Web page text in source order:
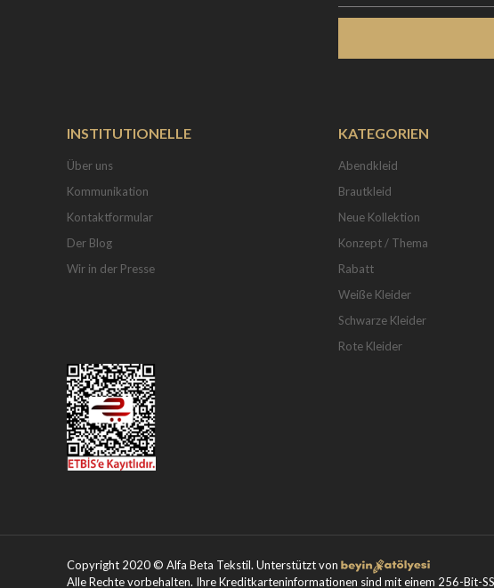
INSTITUTIONELLE
Über uns
Kommunikation
Kontaktformular
Der Blog
Wir in der Presse
KATEGORIEN
Abendkleid
Brautkleid
Neue Kollektion
Konzept / Thema
Rabatt
Weiße Kleider
Schwarze Kleider
Rote Kleider
Copyright 2020 © Alfa Beta Tekstil. Unterstützt von
Alle Rechte vorbehalten. Ihre Kreditkarteninformationen sind mit einem 256-Bit-